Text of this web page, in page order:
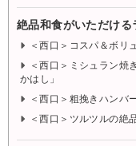
絶品和食がいただける
＜西口＞コスパ＆ボリ
＜西口＞ミシュラン焼
かはし」
＜西口＞粗挽きハンバ
＜西口＞ツルツルの絶